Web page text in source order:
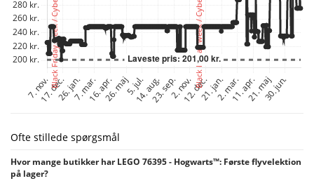
Ofte stillede spørgsmål
Hvor mange butikker har LEGO 76395 - Hogwarts™: Første flyvelektion
på lager?